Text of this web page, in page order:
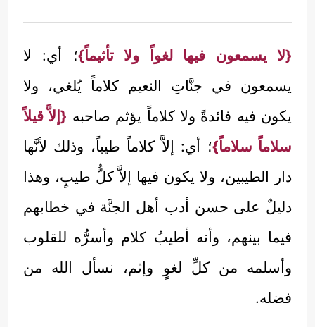
{لا يسمعون فيها لغواً ولا تأثيماً}؛ أي: لا
يسمعون في جنَّاتِ النعيم كلاماً يُلغي، ولا
يكون فيه فائدةً ولا كلاماً يؤثم صاحبه {إلاَّ قيلاً
سلاماً سلاماً}؛ أي: إلاَّ كلاماً طيباً، وذلك لأنَّها
دار الطيبين، ولا يكون فيها إلاَّ كلُّ طيبٍ، وهذا
دليلٌ على حسن أدب أهل الجنَّة في خطابهم
فيما بينهم، وأنه أطيبُ كلام وأسرُّه للقلوب
وأسلمه من كلِّ لغوٍ وإثم، نسأل الله من
فضله.